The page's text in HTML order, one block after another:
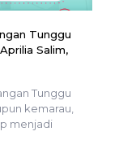
Tunggu
Salim,
Tunggu
kemarau,
menjadi